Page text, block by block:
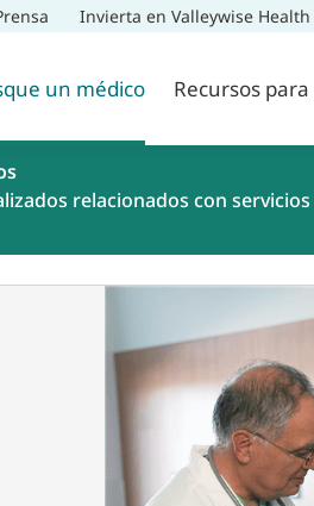
Invierta en Valleywise Health
un médico Recursos
relacionados con